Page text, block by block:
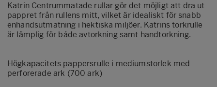
Katrin Centrummatade rullar gör det möjligt att dra ut
pappret från rullens mitt, vilket är idealiskt för snabb
enhandsutmatning i hektiska miljöer. Katrins torkrulle
är lämplig för både avtorkning samt handtorkning.
Högkapacitets pappersrulle i mediumstorlek med
perforerade ark (700 ark)